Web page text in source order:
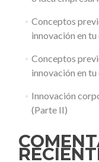
Conceptos
innovación en
Conceptos
innovación en
Innovación
(Parte II)